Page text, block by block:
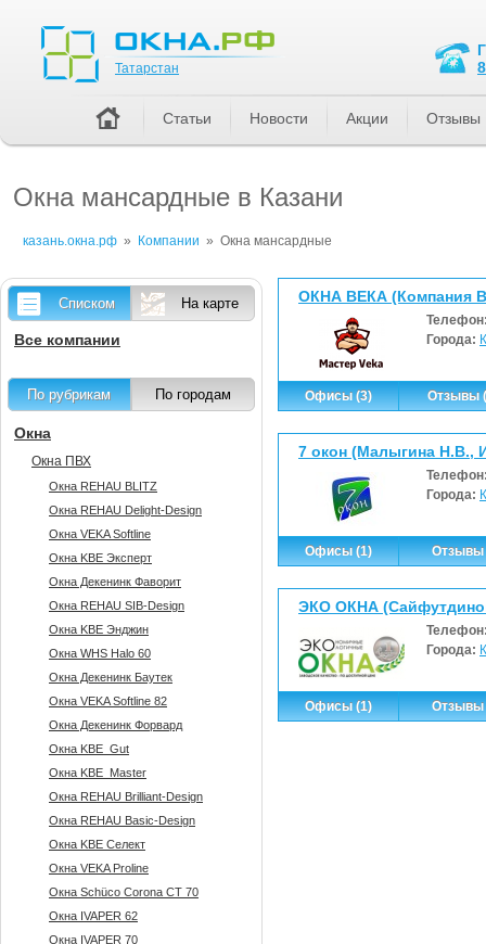
Окна мансардные в Казани
казань.окна.рф » Компании » Окна мансардные
ОКНА ВЕКА (Компания
Города:
Офисы (3) Отзывы
7 окон (Малыгина Н.В.,
Города:
Офисы (1) Отзывы
ЭКО ОКНА
Города:
Офисы (1) Отзывы
Списком На карте
Все компании
По рубрикам По городам
Окна
Окна ПВХ
Окна REHAU BLITZ
Окна REHAU Delight-Design
Окна VEKA Softline
Окна KBE Эксперт
Окна Декенинк Фаворит
Окна REHAU SIB-Design
Окна KBE Энджин
Окна WHS Halo 60
Окна Декенинк Баутек
Окна VEKA Softline 82
Окна Декенинк Форвард
Окна KBE_Gut
Окна KBE_Master
Окна REHAU Brilliant-Design
Окна REHAU Basic-Design
Окна KBE Селект
Окна VEKA Proline
Окна Sсhüco Corona CT 70
Окна IVAPER 62
Окна IVAPER 70
Татарстан
Статьи Новости Акции Отзывы